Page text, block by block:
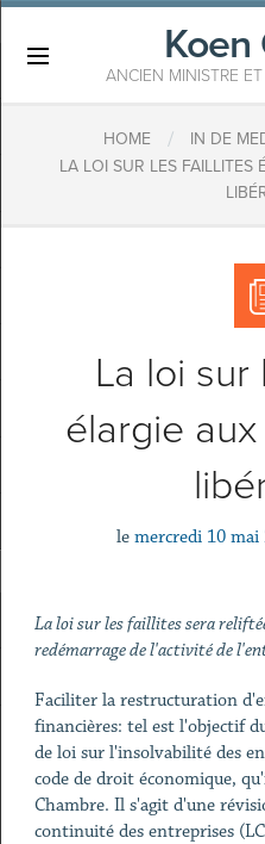
Koen
ANCIEN MINISTRE
HOME / IN DE
LA LOI SUR LES FAILLITES
La loi sur
élargie
le mercredi 10 mai
La loi sur les faillites sera
redémarrage de l'activité de
Faciliter la restructuration
financières: tel est l'objectif
de loi sur l'insolvabilité des
code de droit économique,
Chambre. Il s'agit d'une
continuité des entreprises